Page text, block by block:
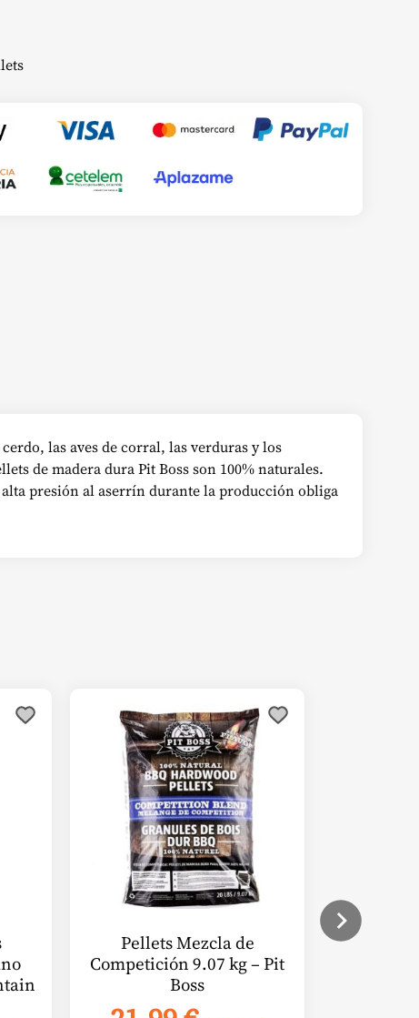
las aves de corral, las verduras y los
de madera dura Pit Boss son 100% naturales.
presión al aserrín durante la producción obliga
Pellets Mezcla de
Competición 9.07 kg – Pit
Boss